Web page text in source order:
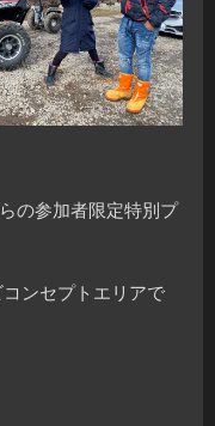
の参加者限定特別プ
ンセプトエリアで